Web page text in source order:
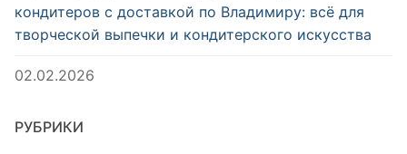
кондитеров с доставкой по Владимиру: всё для
творческой выпечки и кондитерского искусства
02.02.2026
РУБРИКИ